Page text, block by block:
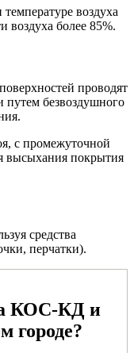
воздуха
воздуха более 85%.
проводят
безвоздушного
с промежуточной
высыхания покрытия
средства
перчатки).
КОС-КД и
городе?